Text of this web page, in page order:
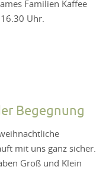
Familien Kaffee
Uhr.
Begegnung
mit uns ganz sicher.
Groß und Klein